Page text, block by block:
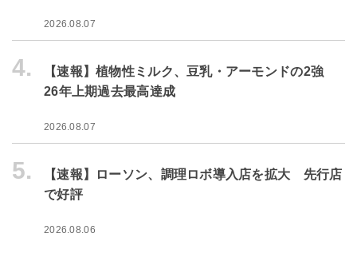
2026.08.07
4.
【速報】植物性ミルク、豆乳・アーモンドの2強
26年上期過去最高達成
2026.08.07
5.
【速報】ローソン、調理ロボ導入店を拡大 先行店
で好評
2026.08.06